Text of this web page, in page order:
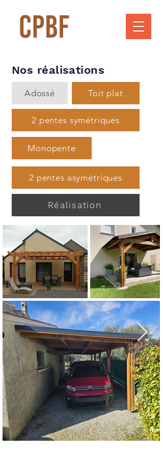
Nos réalisations
Adossé Toit plat
2 pentes symétriques
Monopente
2 pentes asymétriques
Réalisation